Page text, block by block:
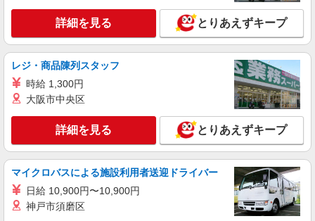
180000 円 〜 200000 円
■ソフトバンクゆめタウン徳山店 山口県 周南
市 青山町 1番18号
キープ 詳細を見る
詳細を見る とりあえずキープ
レジ・商品陳列スタッフ
時給 1,300円
大阪市中央区
詳細を見る とりあえずキープ
マイクロバスによる施設利用者送迎ドライバー
日給 10,900円〜10,900円
神戸市須磨区